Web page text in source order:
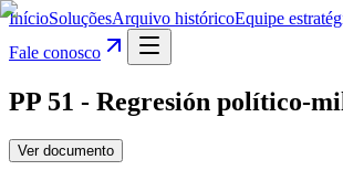
InícioSoluçõesArquivo históricoEquipe
Fale conosco
PP 51 - Regresión político-
Ver documento